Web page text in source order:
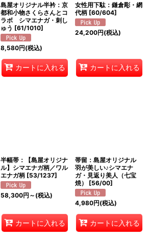
島屋オリジナル半衿：京
都和小物さくらさんとコ
ラボ シマエナガ・刺し
ゅう [61/1010]
8,580円(税込)
カートに入れる
女性用下駄：鎌倉彫・網
代柄 [60/604]
24,200円(税込)
カートに入れる
半幅帯：【島屋オリジナ
ル】シマエナガ柄／ワル
エナガ柄 [53/1237]
58,300円 ～ (税込)
カートに入れる
帯留：島屋オリジナル
羽が美しい♪シマエナ
ガ・見返り美人（七宝
焼）
[56/00]
4,980円(税込)
カートに入れる